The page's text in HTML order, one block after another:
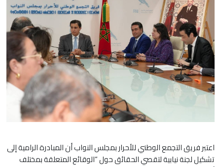
اعتبر فريق التجمع الوطني للأحرار بمجلس النواب أن المبادرة الرامية إلى
تشكيل لجنة نيابية لتقصي الحقائق حول “الوقائع المتعلقة بمختلف